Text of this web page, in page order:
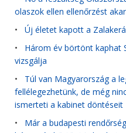
olaszok ellen ellenőrzést
• Új életet kapott a
• Három év börtönt kaphat
vizsgálja
• Túl van Magyarország a
fellélegezhetünk, de még
ismerteti a kabinet döntéseit
• Már a budapesti